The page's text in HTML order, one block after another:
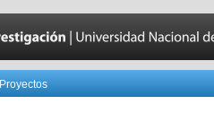
Proyectos